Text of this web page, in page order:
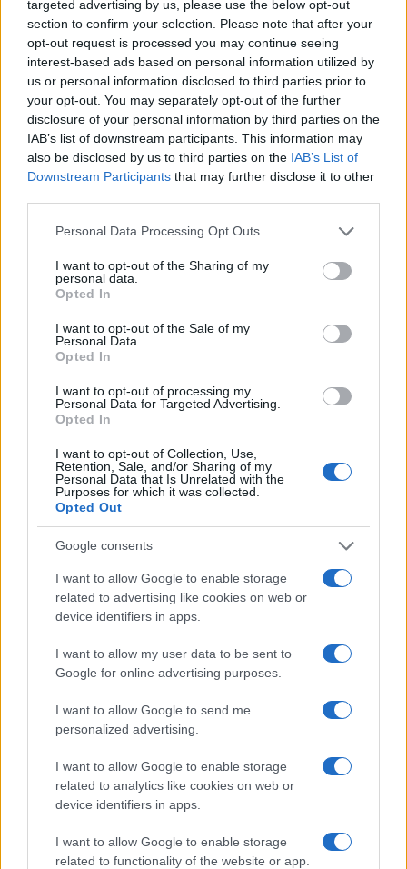
targeted advertising by us, please use the below opt-out
section to confirm your selection. Please note that after your
opt-out request is processed you may continue seeing
interest-based ads based on personal information utilized by
us or personal information disclosed to third parties prior to
your opt-out. You may separately opt-out of the further
disclosure of your personal information by third parties on the
IAB’s list of downstream participants. This information may
also be disclosed by us to third parties on the IAB’s List of
Downstream Participants that may further disclose it to other
Please note that this website/app uses one or more Google
not limited to your visit or usage behaviour. You may click to
grant or deny consent to Google and its third-party tags to
use your data for below specified purposes in below Google
consent section.
Personal Data Processing Opt Outs
I want to opt-out of the Sharing of my
personal data.
Opted In
I want to opt-out of the Sale of my
Personal Data.
Opted In
I want to opt-out of processing my
Personal Data for Targeted Advertising.
Opted In
I want to opt-out of Collection, Use,
Retention, Sale, and/or Sharing of my
Personal Data that Is Unrelated with the
Purposes for which it was collected.
Opted Out
Google consents
I want to allow Google to enable storage
related to advertising like cookies on web or
device identifiers in apps.
I want to allow my user data to be sent to
Google for online advertising purposes.
I want to allow Google to send me
personalized advertising.
I want to allow Google to enable storage
related to analytics like cookies on web or
device identifiers in apps.
I want to allow Google to enable storage
related to functionality of the website or app.
AUTORE
AiAdhubMedia
Continua a leggere
CSI Bergamo: Tra Corsi, Eventi e Protezione dei Dati
Francesca Lombardi · 29 Lug 2026